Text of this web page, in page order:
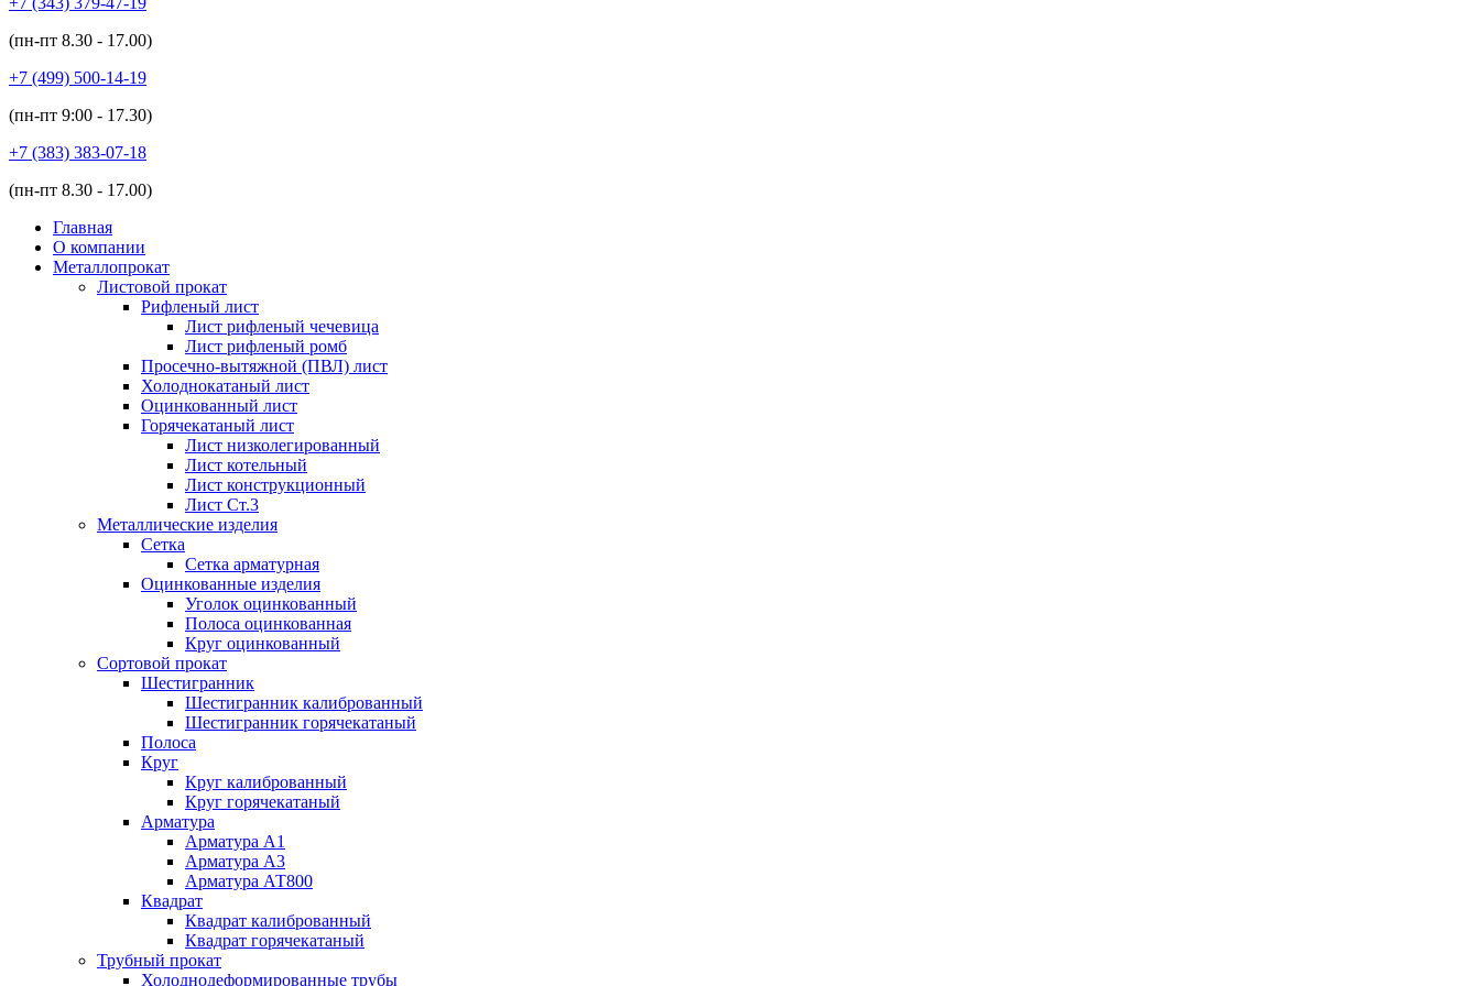
(пн-пт 8.30 - 17.00)
+7 (499) 500-14-19
(пн-пт 9:00 - 17.30)
+7 (383) 383-07-18
(пн-пт 8.30 - 17.00)
Главная
О компании
Металлопрокат
Листовой прокат
Рифленый лист
Лист рифленый чечевица
Лист рифленый ромб
Просечно-вытяжной (ПВЛ) лист
Холоднокатаный лист
Оцинкованный лист
Горячекатаный лист
Лист низколегированный
Лист котельный
Лист конструкционный
Лист Ст.3
Металлические изделия
Сетка
Сетка арматурная
Оцинкованные изделия
Уголок оцинкованный
Полоса оцинкованная
Круг оцинкованный
Сортовой прокат
Шестигранник
Шестигранник калиброванный
Шестигранник горячекатаный
Полоса
Круг
Круг калиброванный
Круг горячекатаный
Арматура
Арматура А1
Арматура А3
Арматура АТ800
Квадрат
Квадрат калиброванный
Квадрат горячекатаный
Трубный прокат
Холоднодеформированные трубы